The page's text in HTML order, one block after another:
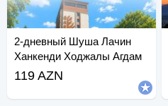
2-дневный Шуша Лачин
Ханкенди Ходжалы Агдам
Зангилан
119 AZN